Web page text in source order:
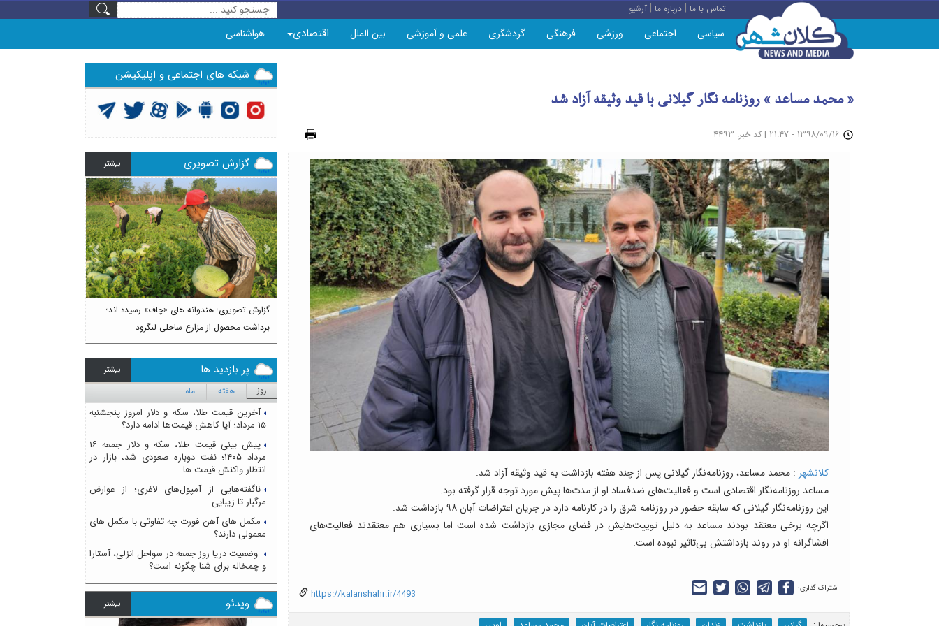
تماس با ما |درباره ما |آرشیو
سیاسی اجتماعی ورزشی فرهنگی گردشگری علمی و آموزشی بین الملل اقتصادی هواشناسی
« محمد مساعد » روزنامه نگار گیلانی با قید وثیقه آزاد شد
| کد خبر: ۴۴۹۳
کلانشهر : محمد مساعد، روزنامه‌نگار گیلانی پس از چند هفته بازداشت به قید وثیقه آزاد شد.
مساعد روزنامه‌نگار اقتصادی است و فعالیت‌های ضدفساد او از مدت‌ها پیش مورد توجه قرار گرفته بود.
این روزنامه‌نگار گیلانی که سابقه حضور در روزنامه شرق را در کارنامه دارد در جریان اعتراضات آبان ۹۸ بازداشت شد.
اگرچه برخی معتقد بودند مساعد به دلیل توییت‌هایش در فضای مجازی بازداشت شده است اما بسیاری هم معتقدند فعالیت‌های
افشاگرانه او در روند بازداشتش بی‌تاثیر نبوده است.
https://kalanshahr.ir/4493 اشتراک گذاری:
شبکه های اجتماعی و اپلیکیشن
گزارش تصویری بيشتر ...
گزارش تصویری؛ هندوانه های «چاف» رسیده اند؛
برداشت محصول از مزارع ساحلی لنگرود
Previous Next
پر بازدید ها بيشتر ...
روز هفته ماه
آخرین قیمت طلا، سکه و دلار امروز پنجشنبه
۱۵ مرداد؛ آیا کاهش قیمت‌ها ادامه دارد؟
پیش بینی قیمت طلا، سکه و دلار جمعه ۱۶
مرداد ۱۴۰۵؛ نفت دوباره صعودی شد، بازار در
انتظار واکنش قیمت ها
ناگفته‌هایی از آمپول‌های لاغری؛ از عوارض
مرگبار تا زیبایی
مکمل های آهن فورت چه تفاوتی با مکمل های
معمولی دارند؟
وضعیت دریا روز جمعه در سواحل انزلی، آستارا
و چمخاله برای شنا چگونه است؟
ویدئو بيشتر ...